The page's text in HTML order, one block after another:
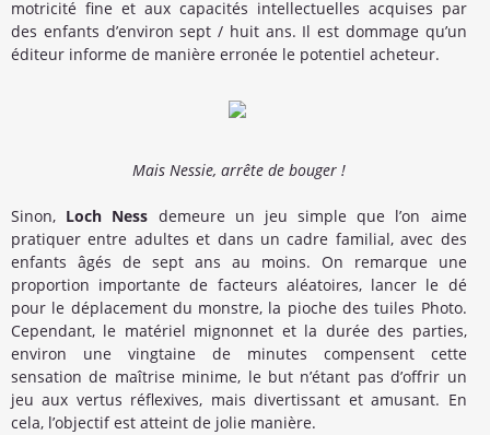
motricité fine et aux capacités intellectuelles acquises par
des enfants d’environ sept / huit ans. Il est dommage qu’un
éditeur informe de manière erronée le potentiel acheteur.
Mais Nessie, arrête de bouger !
Sinon, Loch Ness demeure un jeu simple que l’on aime
pratiquer entre adultes et dans un cadre familial, avec des
enfants âgés de sept ans au moins. On remarque une
proportion importante de facteurs aléatoires, lancer le dé
pour le déplacement du monstre, la pioche des tuiles Photo.
Cependant, le matériel mignonnet et la durée des parties,
environ une vingtaine de minutes compensent cette
sensation de maîtrise minime, le but n’étant pas d’offrir un
jeu aux vertus réflexives, mais divertissant et amusant. En
cela, l’objectif est atteint de jolie manière.